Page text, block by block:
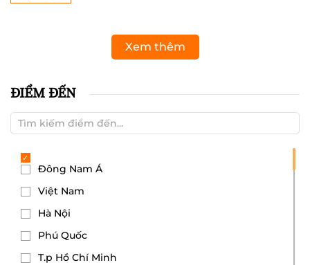
Xem thêm
ĐIỂM ĐẾN
Đông Nam Á
Việt Nam
Hà Nội
Phú Quốc
T.p Hồ Chí Minh